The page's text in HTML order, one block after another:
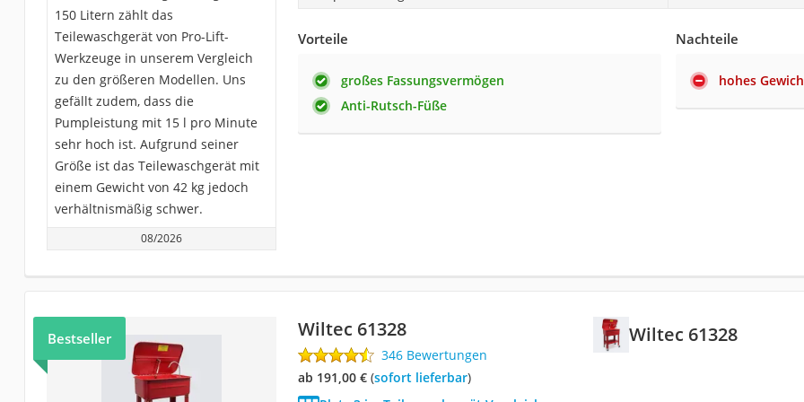
150 Litern zählt das
Teilewaschgerät von Pro-Lift-
Werkzeuge in unserem Vergleich
zu den größeren Modellen. Uns
gefällt zudem, dass die
Pumpleistung mit 15 l pro Minute
sehr hoch ist. Aufgrund seiner
Größe ist das Teilewaschgerät mit
einem Gewicht von 42 kg jedoch
verhältnismäßig schwer.
08/2026
Vorteile
großes Fassungsvermögen
Anti-Rutsch-Füße
Nachteile
hohes
Wiltec 61328
Bestseller Wiltec 61328
346 Bewertungen
ab 191,00 €( Sofort lieferbar)